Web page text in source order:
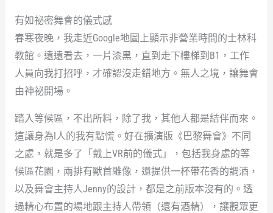
有如祕密舞會的儀式感
春寒夜晚，我走近Google地圖上顯示非營業時間的士林科
教館。遠遠看去，一片漆黑，直到走下樓梯到B1，工作
人員向我打招呼，才確認沒走錯地方。無人之境，讓舞會
由神祕開場。
踏入等候區，不出所料，除了我，其他人都是結伴而來。
這讓身為I人的我有點慌。好在擴演版《巴黎舞會》不同
之處，就是多了「戴上VR前的儀式」，包括我身處的等
候區花園，兩排有獸首雕像，還提供一杯帶花香的調酒，
以及舞會主持人Jenny的設計，都是之前版本沒有的。透
過精心布置的場地跟主持人帶領（還有酒精），讓觀眾更